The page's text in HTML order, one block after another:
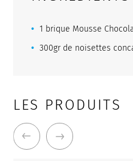
1 brique Mousse
300gr de noisettes
LES PRODUITS